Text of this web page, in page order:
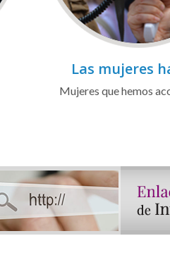
Las mujeres
Mujeres que hemos